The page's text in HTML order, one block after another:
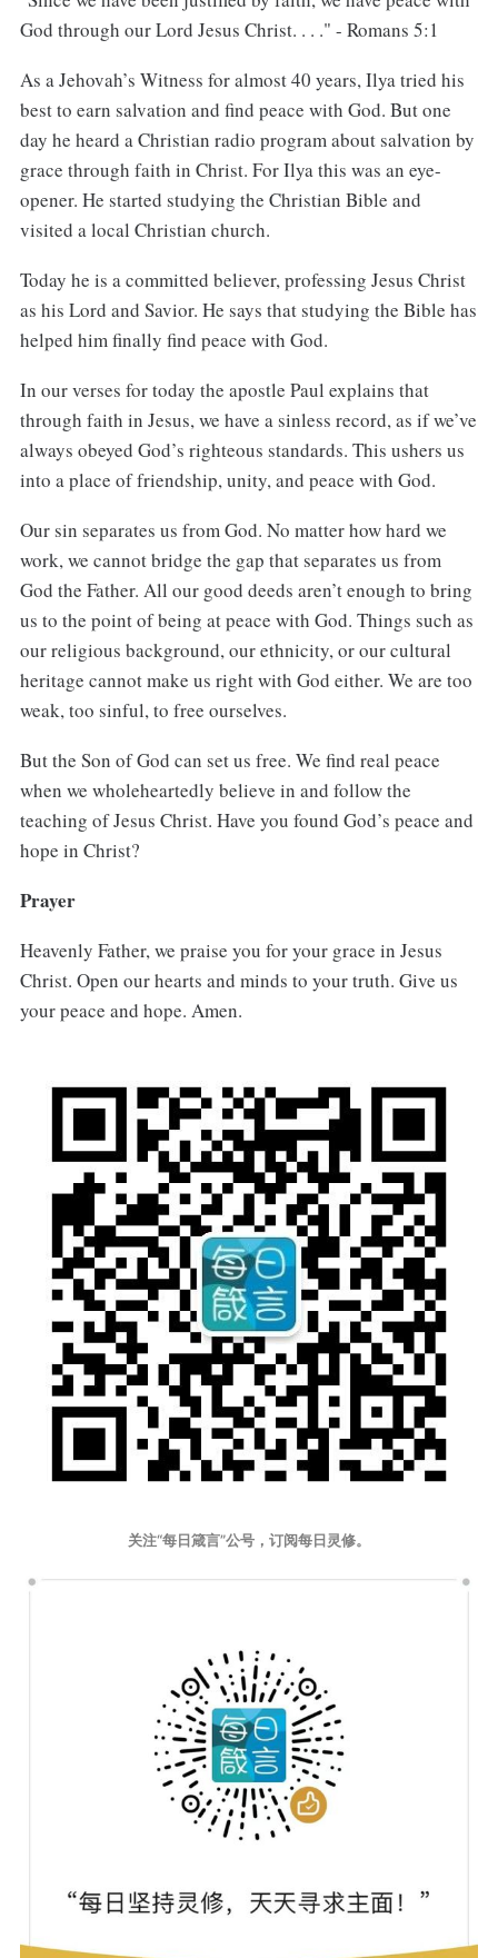
God through our Lord Jesus Christ. . . ." - Romans 5:1
As a Jehovah’s Witness for almost 40 years, Ilya tried his
best to earn salvation and find peace with God. But one
day he heard a Christian radio program about salvation by
grace through faith in Christ. For Ilya this was an eye-
opener. He started studying the Christian Bible and
visited a local Christian church.
Today he is a committed believer, professing Jesus Christ
as his Lord and Savior. He says that studying the Bible has
helped him finally find peace with God.
In our verses for today the apostle Paul explains that
through faith in Jesus, we have a sinless record, as if we’ve
always obeyed God’s righteous standards. This ushers us
into a place of friendship, unity, and peace with God.
Our sin separates us from God. No matter how hard we
work, we cannot bridge the gap that separates us from
God the Father. All our good deeds aren’t enough to bring
us to the point of being at peace with God. Things such as
our religious background, our ethnicity, or our cultural
heritage cannot make us right with God either. We are too
weak, too sinful, to free ourselves.
But the Son of God can set us free. We find real peace
when we wholeheartedly believe in and follow the
teaching of Jesus Christ. Have you found God’s peace and
hope in Christ?
Prayer
Heavenly Father, we praise you for your grace in Jesus
Christ. Open our hearts and minds to your truth. Give us
your peace and hope. Amen.
关注“每日箴言”公号，订阅每日灵修。